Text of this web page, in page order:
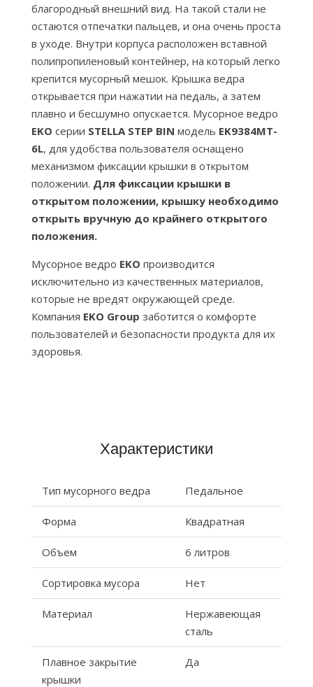
благородный внешний вид. На такой стали не
остаются отпечатки пальцев, и она очень проста
в уходе. Внутри корпуса расположен вставной
полипропиленовый контейнер, на который легко
крепится мусорный мешок. Крышка ведра
открывается при нажатии на педаль, а затем
плавно и бесшумно опускается. Мусорное ведро
EKO серии STELLA STEP BIN модель EK9384MT-
6L, для удобства пользователя оснащено
механизмом фиксации крышки в открытом
положении. Для фиксации крышки в
открытом положении, крышку необходимо
открыть вручную до крайнего открытого
положения.
Мусорное ведро EKO производится
исключительно из качественных материалов,
которые не вредят окружающей среде.
Компания EKO Group заботится о комфорте
пользователей и безопасности продукта для их
здоровья.
Характеристики
Тип мусорного ведра Педальное
Форма Квадратная
Объем 6 литров
Сортировка мусора Нет
Материал
Нержавеющая
сталь
Плавное закрытие
крышки
Да